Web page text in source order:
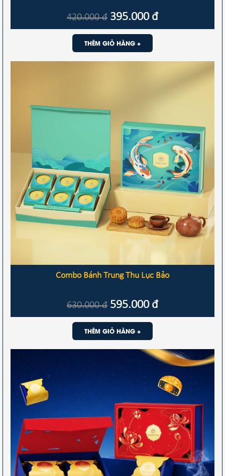
420.000đ 395.000 đ
THÊM GIỎ HÀNG +
Combo Bánh Trung Thu Lục Bảo
630.000đ 595.000 đ
THÊM GIỎ HÀNG +